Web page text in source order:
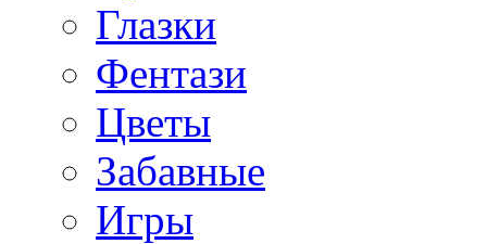
Глазки
Фентази
Цветы
Забавные
Игры